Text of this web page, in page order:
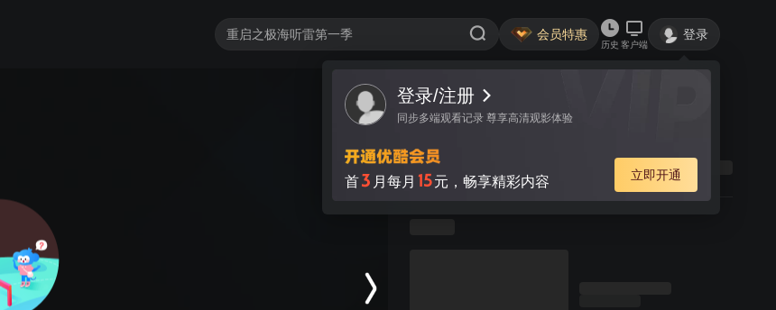
会员特惠
历史 客户端
登录
登录/注册
同步多端观看记录 尊享高清观影体验
首3 月每月 15元，畅享精彩内容 立即开通